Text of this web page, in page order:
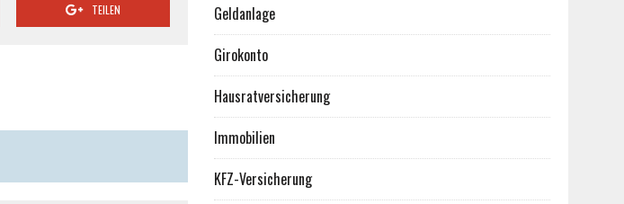
TEILEN
Geldanlage
Girokonto
Hausratversicherung
Immobilien
KFZ-Versicherung